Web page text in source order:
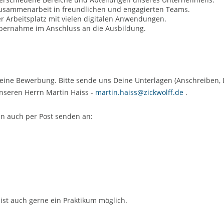
in freundlichen und engagierten Teams.
Arbeitsplatz mit vielen digitalen Anwendungen.
im Anschluss an die Ausbildung.
Bewerbung. Bitte sende uns Deine Unterlagen (Anschreiben,
Herrn Martin Haiss - martin.haiss@zickwolff.de .
auch per Post senden an:
auch gerne ein Praktikum möglich.